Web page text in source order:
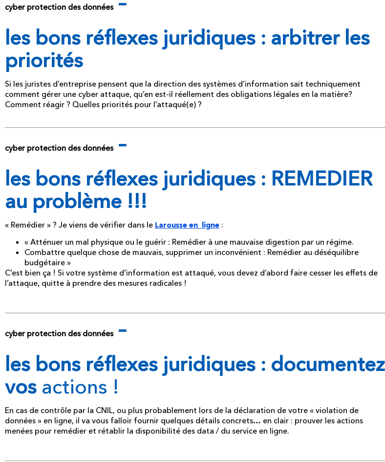
cyber protection des données
les bons réflexes juridiques : arbitrer les
priorités
Si les juristes d’entreprise pensent que la direction des systèmes d’information sait techniquement
comment gérer une cyber attaque, qu’en est-il réellement des obligations légales en la matière?
Comment réagir ? Quelles priorités pour l’attaqué(e) ?
cyber protection des données–
les bons réflexes juridiques : REMEDIER
au problème !!!
« Remédier » ? Je viens de vérifier dans le Larousse en ligne :
« Atténuer un mal physique ou le guérir : Remédier à une mauvaise digestion par un régime.
Combattre quelque chose de mauvais, supprimer un inconvénient : Remédier au déséquilibre
budgétaire »
C’est bien ça ! Si votre système d’information est attaqué, vous devez d’abord faire cesser les effets de
l’attaque, quitte à prendre des mesures radicales !
cyber protection des données–
les bons réflexes juridiques : documentez
vos actions !
En cas de contrôle par la CNIL, ou plus probablement lors de la déclaration de votre « violation de
données » en ligne, il va vous falloir fournir quelques détails concrets… en clair : prouver les actions
menées pour remédier et rétablir la disponibilité des data / du service en ligne.